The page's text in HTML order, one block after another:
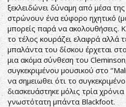
ξεκλειδώνει δύναμη από μέσα
στρώνουν ένα εύφορο ηχητικό
μπορείς παρά να
το τέλος κουράζει ελαφρά αλλά
μπαλάντα του δίσκου έρχεται
μια ακόμα σύνθεση του
συγκεκριμένου μουσικού στο
να σημειωθει ότι το
διασκευάστηκε μόλις τρία
γνωστότατη μπάντα Blackfoot.